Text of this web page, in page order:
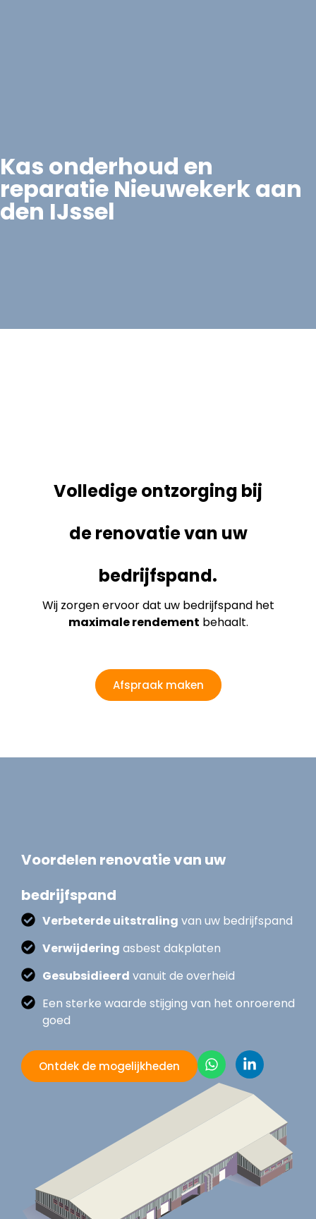
Kas onderhoud en
reparatie Nieuwekerk aan
den IJssel
Volledige ontzorging bij
de renovatie van uw
bedrijfspand.
Wij zorgen ervoor dat uw bedrijfspand het
maximale rendement behaalt.
Afspraak maken
Voordelen renovatie van uw
bedrijfspand
Verbeterde uitstraling van uw bedrijfspand
Verwijdering asbest dakplaten
Gesubsidieerd vanuit de overheid
Een sterke waarde stijging van het onroerend
goed
Ontdek de mogelijkheden